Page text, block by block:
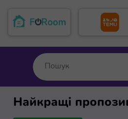
Найкращі